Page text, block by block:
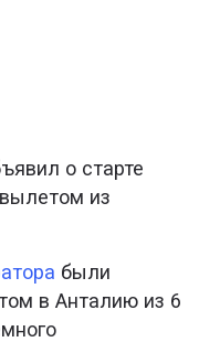
о старте
из
были
в Анталию из 6